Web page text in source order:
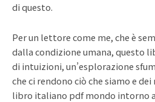
di questo.
Per un lettore come me, che è
dalla condizione umana, questo
di intuizioni, un’esplorazione
che ci rendono ciò che siamo e
libro italiano pdf mondo intorno